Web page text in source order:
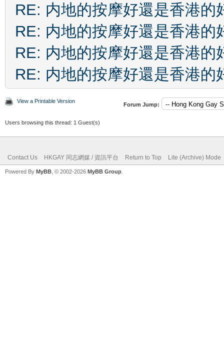
RE: 内地的按摩好還是香港的
RE: 内地的按摩好還是香港的
RE: 内地的按摩好還是香港的
RE: 内地的按摩好還是香港的
View a Printable Version
Forum Jump:
Users browsing this thread: 1 Guest(s)
Contact Us HKGAY 同志網媒 / 資訊平台 Return to Top Lite (Archive) Mode
Powered By MyBB , © 2002-2026 MyBB Group